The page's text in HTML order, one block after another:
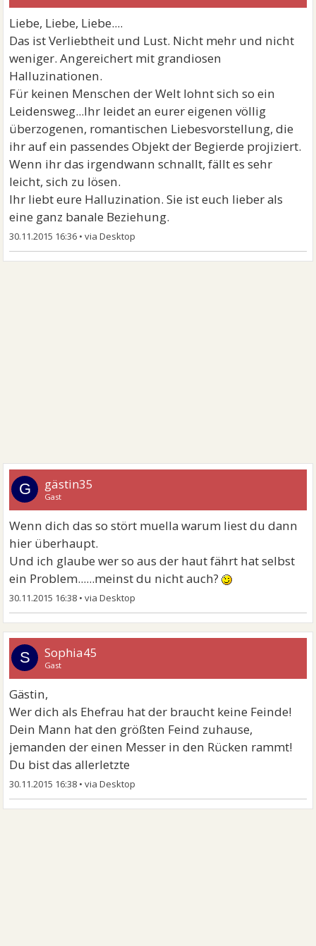
Liebe, Liebe, Liebe....
Das ist Verliebtheit und Lust. Nicht mehr und nicht
weniger. Angereichert mit grandiosen
Halluzinationen.
Für keinen Menschen der Welt lohnt sich so ein
Leidensweg...Ihr leidet an eurer eigenen völlig
überzogenen, romantischen Liebesvorstellung, die
ihr auf ein passendes Objekt der Begierde projiziert.
Wenn ihr das irgendwann schnallt, fällt es sehr
leicht, sich zu lösen.
Ihr liebt eure Halluzination. Sie ist euch lieber als
eine ganz banale Beziehung.
30.11.2015 16:36 •
G gästin35
Gast
Wenn dich das so stört muella warum liest du dann
hier überhaupt.
Und ich glaube wer so aus der haut fährt hat selbst
ein Problem......meinst du nicht auch?
30.11.2015 16:38 •
S Sophia45
Gast
Gästin,
Wer dich als Ehefrau hat der braucht keine Feinde!
Dein Mann hat den größten Feind zuhause,
jemanden der einen Messer in den Rücken rammt!
Du bist das allerletzte
30.11.2015 16:38 •